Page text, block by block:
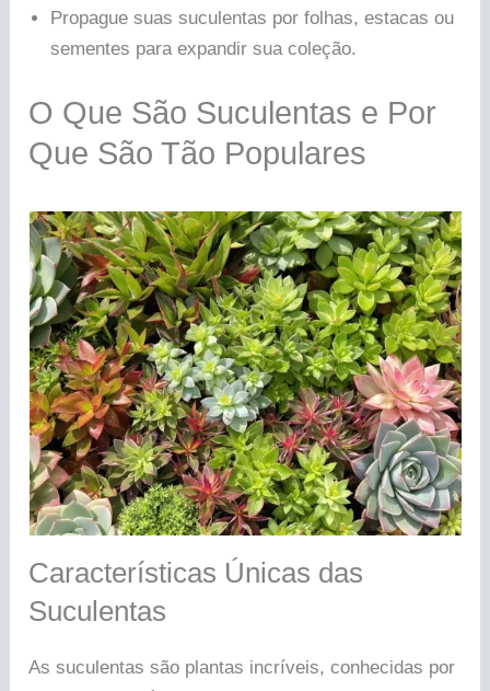
Propague suas suculentas por folhas, estacas ou
sementes para expandir sua coleção.
O Que São Suculentas e Por
Que São Tão Populares
Características Únicas das
Suculentas
As suculentas são plantas incríveis, conhecidas por